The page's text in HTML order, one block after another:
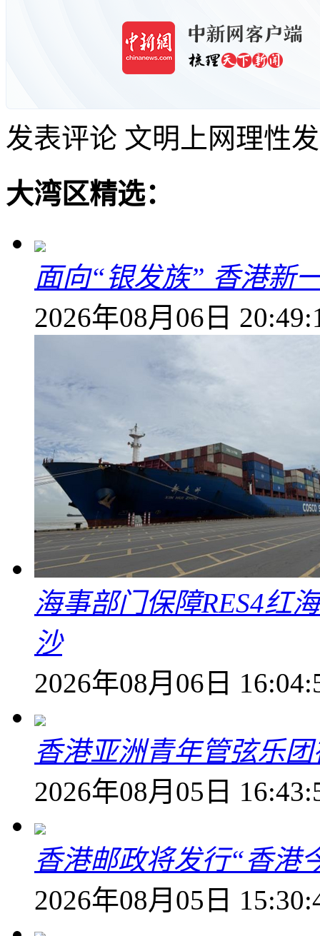
发表评论 文明上网理性
大湾区精选：
面向“银发族” 香港新
2026年08月06日
海事部门保障RES4红
沙
2026年08月06日
香港亚洲青年管弦乐
2026年08月05日
香港邮政将发行“香港
2026年08月05日